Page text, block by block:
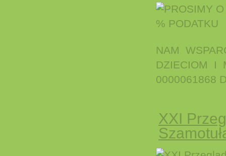
NAM
DZIECIOM I
0000061868
XXI